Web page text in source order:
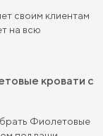
цвета
цвета
цвета
цвета
своим клиентам
на всю
Фиолетовые